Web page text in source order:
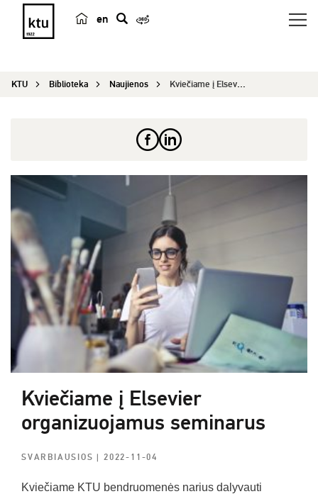
en
e
KTU Biblioteka Naujienos Kviečiame į Elsevier organizuojamus seminarus
Kviečiame į Elsevier
organizuojamus seminarus
SVARBIAUSIOS| 2022-11-04
Kviečiame KTU bendruomenės narius dalyvauti